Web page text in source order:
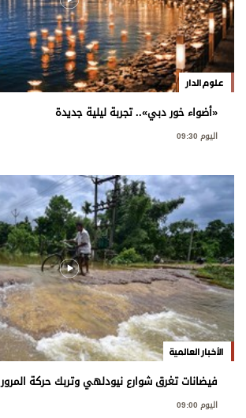
علوم الدار
«أضواء خور دبي».. تجربة ليلية جديدة
اليوم 09:30
الأخبار العالمية
فيضانات تغرق شوارع نيودلهي وتربك حركة المرور
اليوم 09:00